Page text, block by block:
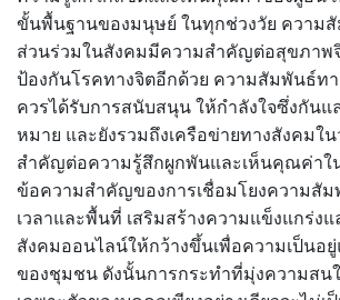
ขั้นพื้นฐานของมนุษย์ ในทุกช่วงวัย ความ
ส่วนร่วมในสังคมมีความสำคัญต่อสุขภาพจิ
ป้องกันโรคทางจิตอีกด้วย ความสัมพันธ์ท
ควรได้รับการสนับสนุน ให้กำลังใจซึ่งกันแ
หมาย และยังรวมถึงเครือข่ายทางสังคมใ
สำคัญต่อความรู้สึกผูกพันและเห็นคุณค่าใ
ข้อความสำคัญของการเชื่อมโยงความสัม
เวลาและพื้นที่ เสริมสร้างความแข็งแกร่งแ
สังคมออนไลน์ให้กว้างขึ้นเพื่อความเป็นอ
ของชุมชน ดังนั้นการกระทำที่มุ่งความสน